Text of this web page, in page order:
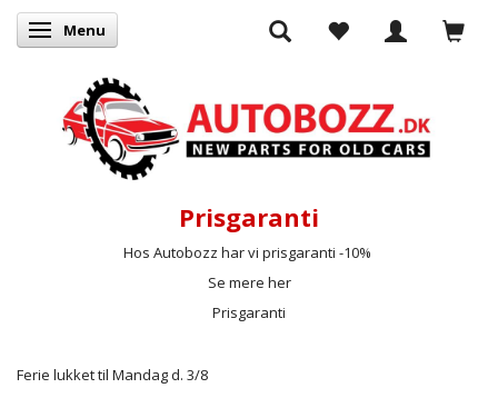
Skifte navigation
Menu
Prisgaranti
Hos Autobozz har vi prisgaranti -10%
Se mere her
Prisgaranti
Ferie lukket til Mandag d. 3/8